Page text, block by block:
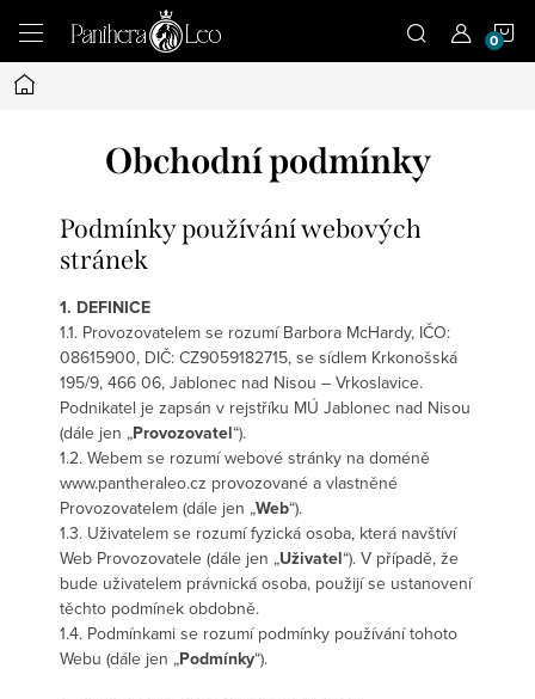
obsah
Domů
Obchodní podmínky
Podmínky používání webových
stránek
1. DEFINICE
1.1. Provozovatelem se rozumí Barbora McHardy, IČO:
08615900, DIČ: CZ9059182715, se sídlem Krkonošská
195/9, 466 06, Jablonec nad Nisou – Vrkoslavice.
Podnikatel je zapsán v rejstříku MÚ Jablonec nad Nisou
(dále jen „Provozovatel“).
1.2. Webem se rozumí webové stránky na doméně
www.pantheraleo.cz provozované a vlastněné
Provozovatelem (dále jen „Web“).
1.3. Uživatelem se rozumí fyzická osoba, která navštíví
Web Provozovatele (dále jen „Uživatel“). V případě, že
bude uživatelem právnická osoba, použijí se ustanovení
těchto podmínek obdobně.
1.4. Podmínkami se rozumí podmínky používání tohoto
Webu (dále jen „Podmínky“).